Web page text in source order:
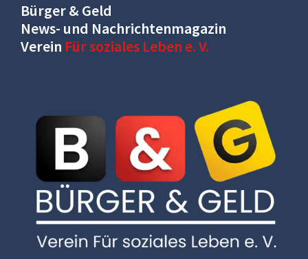
Bürger & Geld
News- und Nachrichtenmagazin
Verein Für soziales Leben e. V.